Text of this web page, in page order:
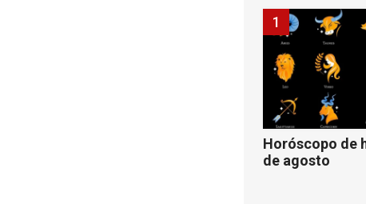
Horóscopo de
de agosto
1